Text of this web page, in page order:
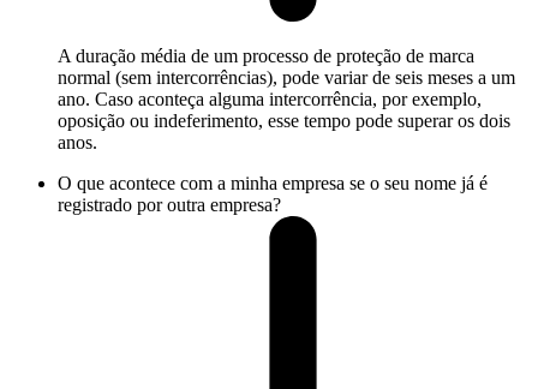
A duração média de um processo de proteção de marca
normal (sem intercorrências), pode variar de seis meses a um
ano. Caso aconteça alguma intercorrência, por exemplo,
oposição ou indeferimento, esse tempo pode superar os dois
anos.
O que acontece com a minha empresa se o seu nome já é
registrado por outra empresa?